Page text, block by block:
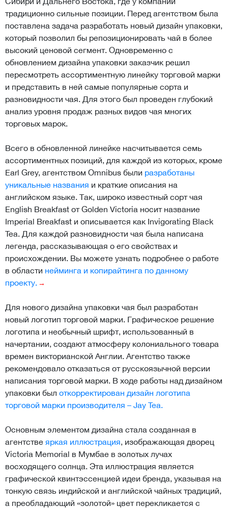
традиционно сильные позиции. Перед агентством была
поставлена задача разработать новый дизайн упаковки,
который позволил бы репозиционировать чай в более
высокий ценовой сегмент. Одновременно с
обновлением дизайна упаковки заказчик решил
пересмотреть ассортиментную линейку торговой марки
и представить в ней самые популярные сорта и
разновидности чая. Для этого был проведен глубокий
анализ уровня продаж разных видов чая многих
торговых марок.
Всего в обновленной линейке насчитывается семь
ассортиментных позиций, для каждой из которых, кроме
Earl Grey, агентством Omnibus были разработаны
уникальные названия и краткие описания на
английском языке. Так, широко известный сорт чая
English Breakfast от Golden Victoria носит название
Imperial Breakfast и описывается как Invigorating Black
Tea. Для каждой разновидности чая была написана
легенда, рассказывающая о его свойствах и
происхождении. Вы можете узнать подробнее о работе
в области нейминга и копирайтинга по данному
проекту.
Для нового дизайна упаковки чая был разработан
новый логотип торговой марки. Графическое решение
логотипа и необычный шрифт, использованный в
начертании, создают атмосферу колониального товара
времен викторианской Англии. Агентство также
рекомендовало отказаться от русскоязычной версии
написания торговой марки. В ходе работы над дизайном
упаковки был откорректирован дизайн логотипа
торговой марки производителя – Jay Tea.
Основным элементом дизайна стала созданная в
агентстве яркая иллюстрация, изображающая дворец
Victoria Memorial в Мумбае в золотых лучах
восходящего солнца. Эта иллюстрация является
графической квинтэссенцией идеи бренда, указывая на
тонкую связь индийской и английской чайных традиций,
а преобладающий «золотой» цвет перекликается с